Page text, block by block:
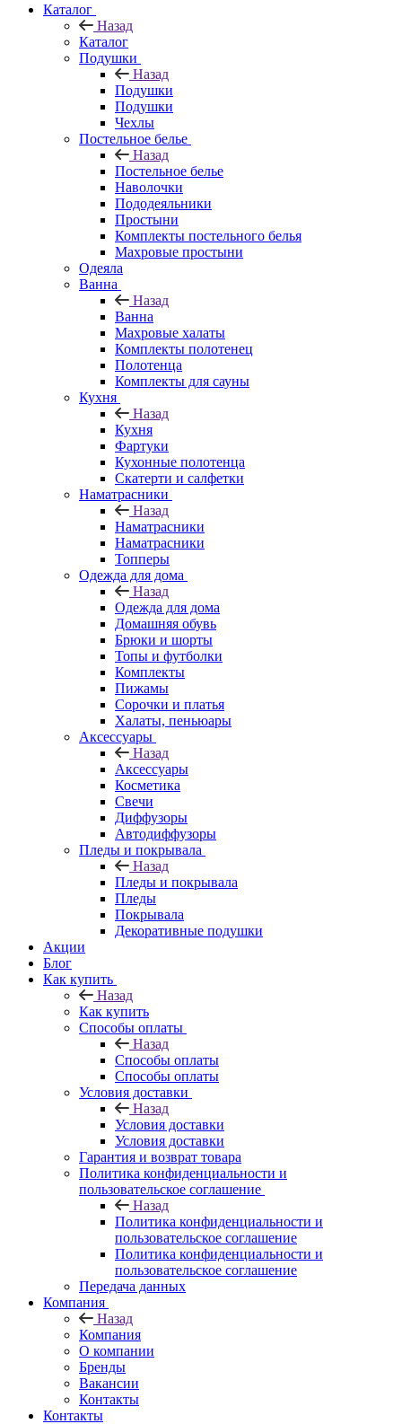
Каталог
Назад
Каталог
Подушки
Назад
Подушки
Подушки
Чехлы
Постельное белье
Назад
Постельное белье
Наволочки
Пододеяльники
Простыни
Комплекты постельного белья
Махровые простыни
Одеяла
Ванна
Назад
Ванна
Махровые халаты
Комплекты полотенец
Полотенца
Комплекты для сауны
Кухня
Назад
Кухня
Фартуки
Кухонные полотенца
Скатерти и салфетки
Наматрасники
Назад
Наматрасники
Наматрасники
Топперы
Одежда для дома
Назад
Одежда для дома
Домашняя обувь
Брюки и шорты
Топы и футболки
Комплекты
Пижамы
Сорочки и платья
Халаты, пеньюары
Аксессуары
Назад
Аксессуары
Косметика
Свечи
Диффузоры
Автодиффузоры
Пледы и покрывала
Назад
Пледы и покрывала
Пледы
Покрывала
Декоративные подушки
Акции
Блог
Как купить
Назад
Как купить
Способы оплаты
Назад
Способы оплаты
Способы оплаты
Условия доставки
Назад
Условия доставки
Условия доставки
Гарантия и возврат товара
Политика конфиденциальности и
пользовательское соглашение
Назад
Политика конфиденциальности и
пользовательское соглашение
Политика конфиденциальности и
пользовательское соглашение
Передача данных
Компания
Назад
Компания
О компании
Бренды
Вакансии
Контакты
Контакты